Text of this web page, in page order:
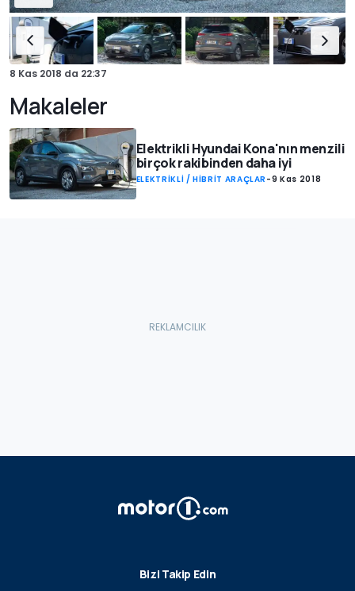
8 Kas 2018 da 22:37
Makaleler
Elektrikli Hyundai Kona'nın menzili
birçok rakibinden daha iyi
ELEKTRİKLİ / HİBRİT ARAÇLAR -9 Kas 2018
Bizi Takip Edin